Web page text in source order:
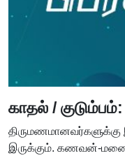
காதல் / குடும்பம்:
இருக்கும். கணவன்-